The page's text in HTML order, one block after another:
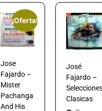
¡Oferta!
Jose
Fajardo –
Mister
Pachanga
And His
José
Fajardo –
Clasicas